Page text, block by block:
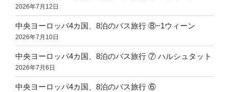
2026年7月12日
中央ヨーロッパ4カ国、8泊のバス旅行 ⑧−1ウィーン
2026年7月10日
中央ヨーロッパ4カ国、8泊のバス旅行 ⑦ ハルシュタット
2026年7月6日
中央ヨーロッパ4カ国、8泊のバス旅行 ⑥